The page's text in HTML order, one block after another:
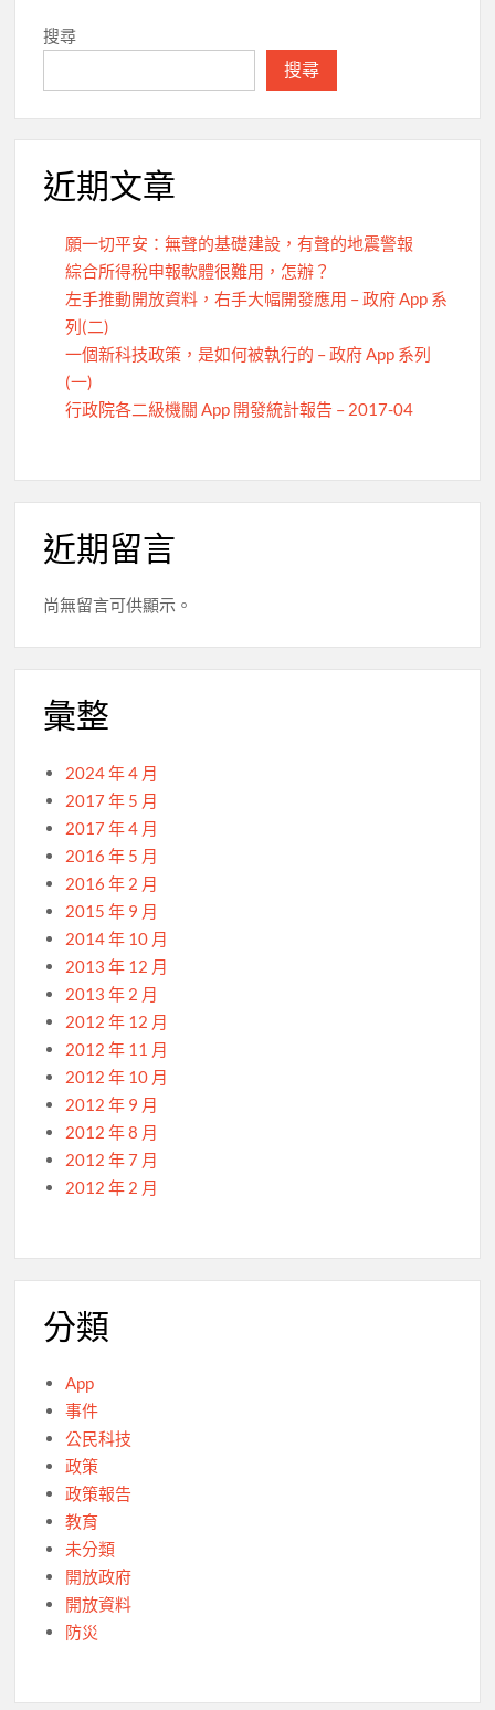
搜尋
搜尋
近期文章
願一切平安：無聲的基礎建設，有聲的地震警報
綜合所得稅申報軟體很難用，怎辦？
左手推動開放資料，右手大幅開發應用 – 政府 App 系
列(二)
一個新科技政策，是如何被執行的 – 政府 App 系列
(一)
行政院各二級機關 App 開發統計報告 – 2017-04
近期留言
尚無留言可供顯示。
彙整
2024 年 4 月
2017 年 5 月
2017 年 4 月
2016 年 5 月
2016 年 2 月
2015 年 9 月
2014 年 10 月
2013 年 12 月
2013 年 2 月
2012 年 12 月
2012 年 11 月
2012 年 10 月
2012 年 9 月
2012 年 8 月
2012 年 7 月
2012 年 2 月
分類
App
事件
公民科技
政策
政策報告
教育
未分類
開放政府
開放資料
防災